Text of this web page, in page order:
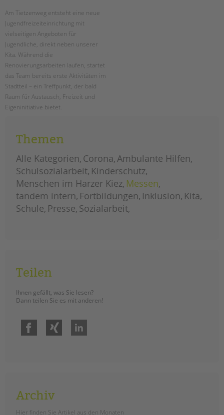
unkuerzbar
Briefe an Kai
PRESSE
Magazin
KONTAKT
Impressum
Datenschutz
Intranet
Am Tietzenweg entsteht eine neue
Jugendfreizeiteinrichtung mit
vielseitigen Angeboten für
Jugendliche, direkt neben unserer
Kita. Während die
Renovierungsarbeiten laufen, startet
das Team bereits erste Aktivitäten im
Stadtteil – ein Treffpunkt, der bald
Raum für Austausch, Freizeit und
Eigeninitiative bietet.
jugendfreizeiteinrichtung
im
Themen
Alle Kategorien Corona Ambulante Hilfen
Schulsozialarbeit Kinderschutz
Menschen im Harzer Kiez Messen
tandem intern Fortbildungen Inklusion Kita
Schule Presse Sozialarbeit
Teilen
Ihnen gefällt, was Sie lesen?
Dann teilen Sie es mit anderen!
Facebook Xing
Archiv
Hier finden Sie Artikel aus den Monaten